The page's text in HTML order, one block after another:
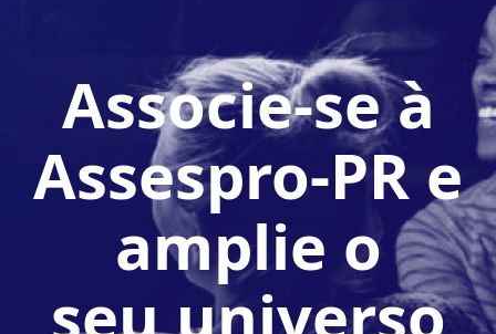
Associe-se à
Assespro-PR e
amplie o
seu universo